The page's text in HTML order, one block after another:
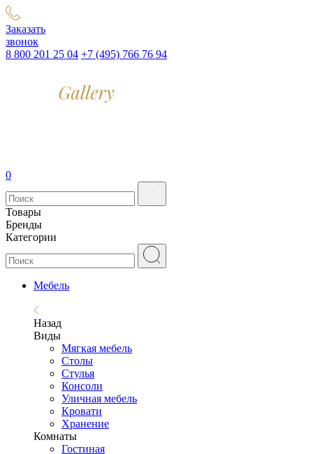
Заказать
звонок
8 800 201 25 04 +7 (495) 766 76 94
0
Товары
Бренды
Категории
Мебель
Назад
Виды
Мягкая мебель
Столы
Стулья
Консоли
Уличная мебель
Кровати
Хранение
Комнаты
Гостиная